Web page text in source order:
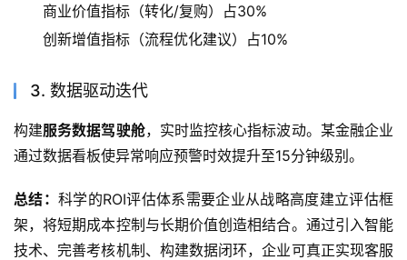
商业价值指标（转化/复购）占30%
创新增值指标（流程优化建议）占10%
3. 数据驱动迭代
构建服务数据驾驶舱，实时监控核心指标波动。某金融企业
通过数据看板使异常响应预警时效提升至15分钟级别。
总结： 科学的ROI评估体系需要企业从战略高度建立评估框
架，将短期成本控制与长期价值创造相结合。通过引入智能
技术、完善考核机制、构建数据闭环，企业可真正实现客服